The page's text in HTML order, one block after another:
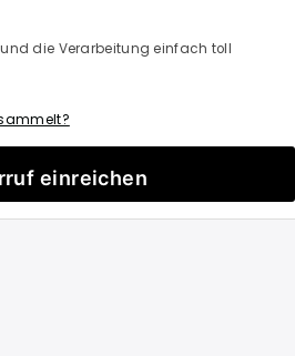
die Verarbeitung einfach toll
einreichen